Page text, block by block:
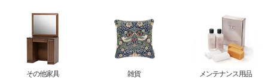
その他家具 雑貨 メンテナンス用品